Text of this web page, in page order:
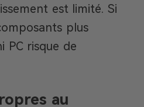
est limité. Si
plus
PC risque de
au